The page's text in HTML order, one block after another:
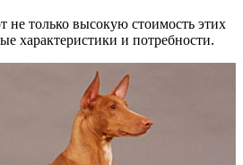
только высокую стоимость этих
характеристики и потребности.